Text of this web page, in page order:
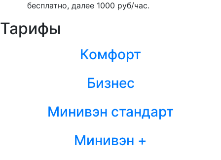
бесплатно, далее 1000 руб/час.
Тарифы
Комфорт
Бизнес
Минивэн стандарт
Минивэн +